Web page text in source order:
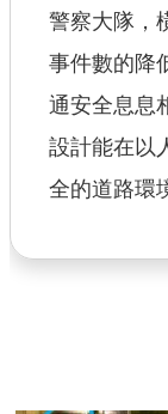
警察大隊，
事件數的降
通安全息息
設計能在以
全的道路環